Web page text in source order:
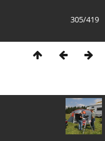
305/419